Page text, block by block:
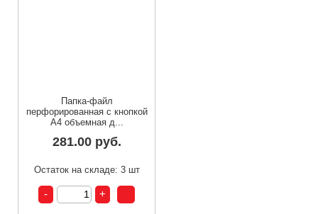
Папка-файл
перфорированная с кнопкой
А4 объемная д...
281.00 руб.
Остаток на складе: 3 шт